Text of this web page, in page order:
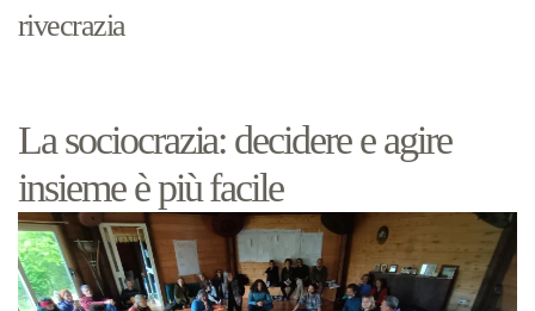
rivecrazia
La sociocrazia: decidere e agire
insieme è più facile